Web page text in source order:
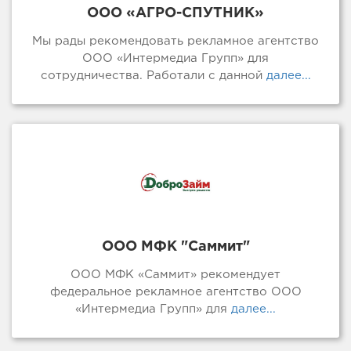
ООО «АГРО-СПУТНИК»
Мы рады рекомендовать рекламное агентство
ООО «Интермедиа Групп» для
сотрудничества. Работали с даннойдалее...
ООО МФК "Саммит"
ООО МФК «Саммит» рекомендует
федеральное рекламное агентство ООО
«Интермедиа Групп» для далее...